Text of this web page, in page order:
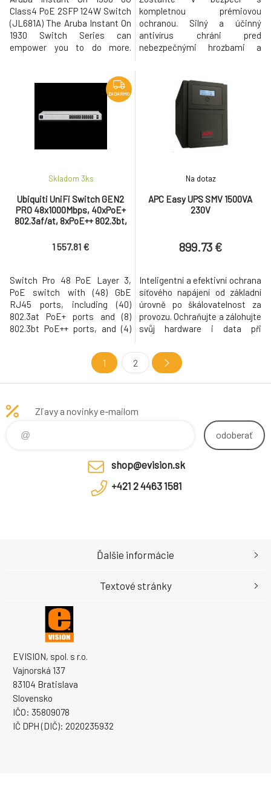
Class4 PoE 2SFP 124W Switch
(JL681A) The Aruba Instant On
1930 Switch Series can
empower you to do more.
configuration Gigabit
switches are designed with
Ports and Slots 8 RJ-45
kompletnou prémiovou
ochranou. Silný a účinný
antivírus chráni pred
nebezpečnými hrozbami a
súkromie. Oceneniami
ovenčená prevencia pred
ransomware. Ochrana pred
nákupoch a online bankingu v
reálnom čase. Windows,
Android, iOS Cena je
ZADARMO
Ubiquiti UniFi Switch GEN2
PRO 48x1000Mbps, 40xPoE+
802.3af/at, 8xPoE++ 802.3bt,
Skladom 3ks
1 557.81 €
Switch Pro 48 PoE Layer 3,
PoE switch with (48) GbE
RJ45 ports, including (40)
802.3at PoE+ ports and (8)
802.3bt PoE++ ports, and (4)
48 PoE (USW Pro 48 PoE) is a
fully managed switch with (40)
GbE, 802.3at PoE+ RJ45 ports,
The USW Pro 48 PoE combi
APC Easy UPS SMV 1500VA
230V
Na dotaz
899.73 €
Inteligentní a efektivní ochrana
síťového napájení od základní
úrovně po škálovatelnost za
provozu. Ochraňujte a zálohujte
svůj hardware i data při
špičkách jednoduše a hlavně
efektivně! Jedná se o skvělé
řešení pro servery, prodejní
1 2
Zľavy a novinky e-mailom
odoberať
shop@evision.sk
+421 2 4463 1581
EVISION, spol. s r.o.
Vajnorská 137
83104 Bratislava
Slovensko
IČO: 35809078
IČ DPH (DIČ): 2020235932
Ďalšie informácie
Textové stránky